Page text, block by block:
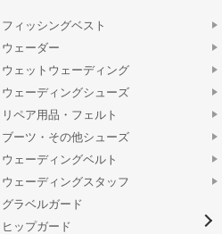
フィッシングベスト
ウェーダー
ウェットウェーディング
ウェーディングシューズ
リペア用品・フェルト
ブーツ・その他シューズ
ウェーディングベルト
ウェーディングスタッフ
グラベルガード
ヒップガード